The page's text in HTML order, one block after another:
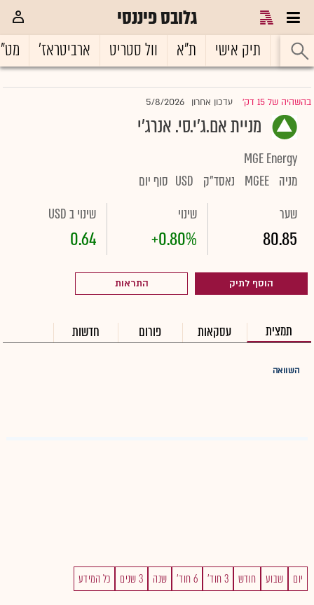
גלובס פיננסי
ראשי תיק אישי ת"א וול סטריט ארביטראז'
בהשהיה של 15 דק' |עדכון אחרון 5/8/2026
מניית אם.ג'י.סי. אנרג'י
MGE Energy
מניה MGEE נאסד"ק USD סוף יום
שער
80.85
שינוי
+0.80%
שינוי ב USD
0.64
הוסף לתיק התראות
תמצית עסקאות פורום חדשות
השוואה
יום שבוע חודש 3 חוד' 6 חוד' שנה 3 שנים כל המידע